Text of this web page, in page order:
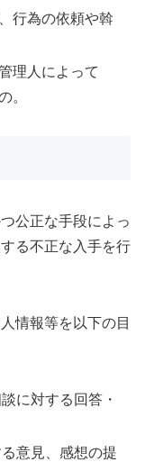
行為の依頼や斡
理人によって
。
公正な手段によっ
る不正な入手を行
情報等を以下の目
に対する回答・
意見、感想の提